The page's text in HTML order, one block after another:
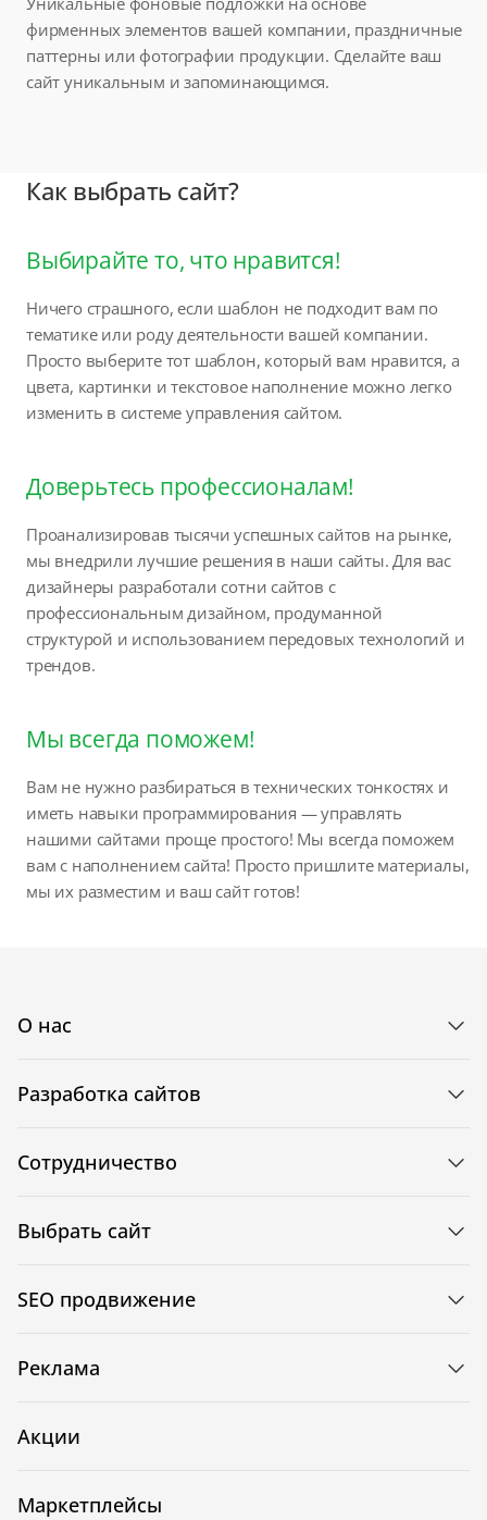
фирменных элементов вашей компании, праздничные
паттерны или фотографии продукции. Сделайте ваш
сайт уникальным и запоминающимся.
Как выбрать сайт?
Выбирайте то, что нравится!
Ничего страшного, если шаблон не подходит вам по
тематике или роду деятельности вашей компании.
Просто выберите тот шаблон, который вам нравится, а
цвета, картинки и текстовое наполнение можно легко
изменить в системе управления сайтом.
Доверьтесь профессионалам!
Проанализировав тысячи успешных сайтов на рынке,
мы внедрили лучшие решения в наши сайты. Для вас
дизайнеры разработали сотни сайтов с
профессиональным дизайном, продуманной
структурой и использованием передовых технологий и
трендов.
Мы всегда поможем!
Вам не нужно разбираться в технических тонкостях и
иметь навыки программирования — управлять
нашими сайтами проще простого! Мы всегда поможем
вам с наполнением сайта! Просто пришлите материалы,
мы их разместим и ваш сайт готов!
О нас
Разработка сайтов
Сотрудничество
Выбрать сайт
SEO продвижение
Реклама
Акции
Маркетплейсы